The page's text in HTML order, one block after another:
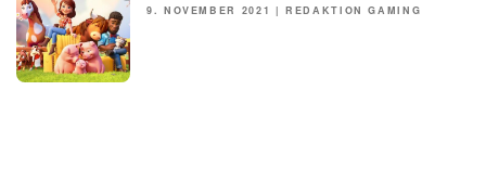
POSTED
9. NOVEMBER 2021 |REDAKTION GAMING